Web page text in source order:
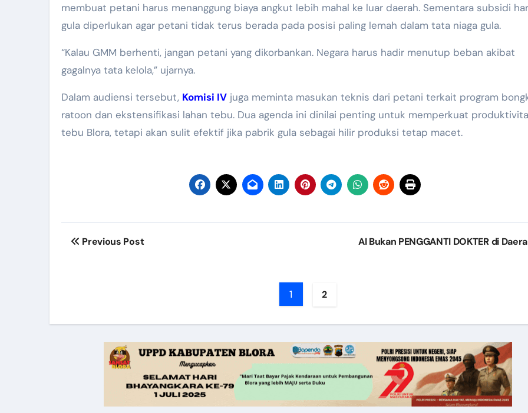
membuat petani harus menanggung biaya angkut lebih mahal ke luar daerah. Sementara subsidi
gula diperlukan agar petani tidak terus berada pada posisi paling lemah dalam tata niaga gula.
“Kalau GMM berhenti, jangan petani yang dikorbankan. Negara harus hadir menutup beban akibat
gagalnya tata kelola,” ujarnya.
Dalam audiensi tersebut, Komisi IV juga meminta masukan teknis dari petani terkait program
ratoon dan ekstensifikasi lahan tebu. Dua agenda ini dinilai penting untuk memperkuat
tebu Blora, tetapi akan sulit efektif jika pabrik gula sebagai hilir produksi tetap macet.
Post
Previous Post AI Bukan PENGGANTI DOKTER di
1 2